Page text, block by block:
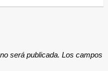
será publicada. Los campos